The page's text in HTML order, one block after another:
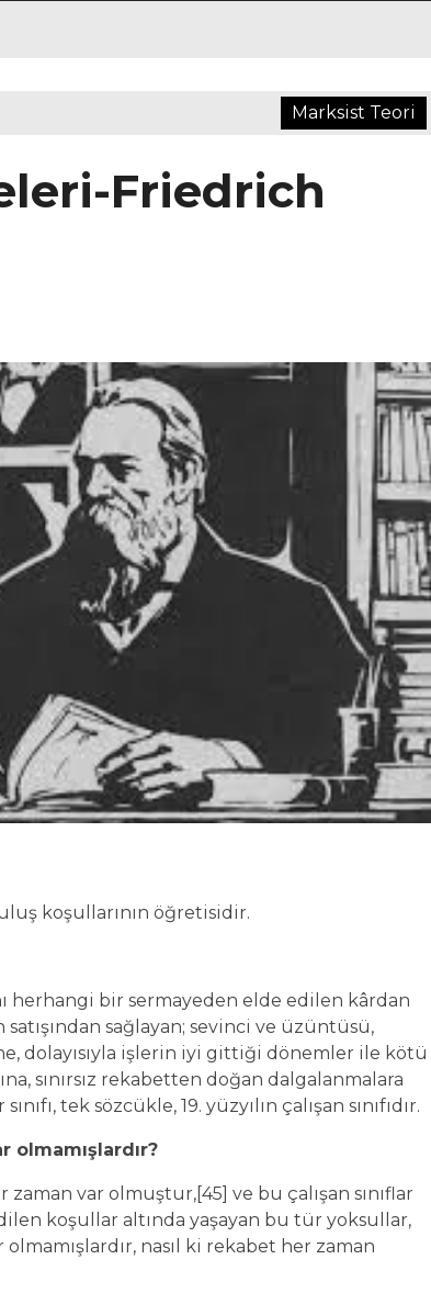
Marksist Teori
Friedrich
koşullarının öğretisidir.
herhangi bir sermayeden elde edilen kârdan
sağlayan; sevinci ve üzüntüsü,
dolayısıyla işlerin iyi gittiği dönemler ile kötü
sınırsız rekabetten doğan dalgalanmalara
tek sözcükle, 19. yüzyılın çalışan sınıfıdır.
olmamışlardır?
zaman var olmuştur,[45] ve bu çalışan sınıflar
koşullar altında yaşayan bu tür yoksullar,
nasıl ki rekabet her zaman